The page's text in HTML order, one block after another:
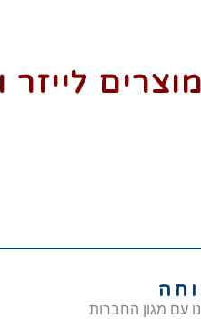
לייזר
עם מגון החברות